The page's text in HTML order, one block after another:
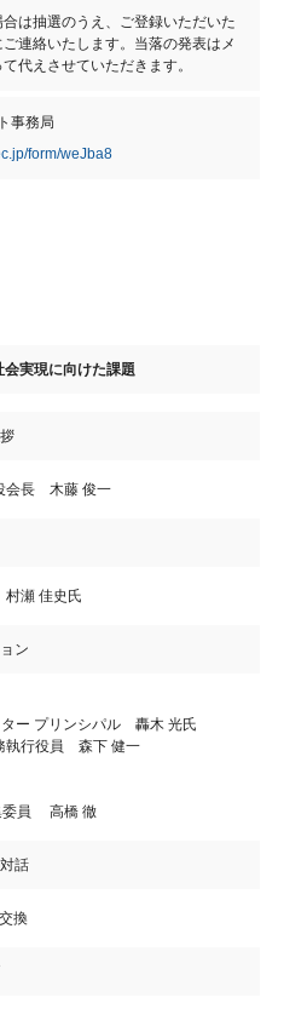
は抽選のうえ、ご登録いただいた
連絡いたします。当落の発表はメ
代えさせていただきます。
事務局
form/weJba8
会実現に向けた課題
会長 木藤 俊一
瀬 佳史氏
ン
ー プリンシパル 轟木 光氏
執行役員 森下 健一
委員 高橋 徹
話
換